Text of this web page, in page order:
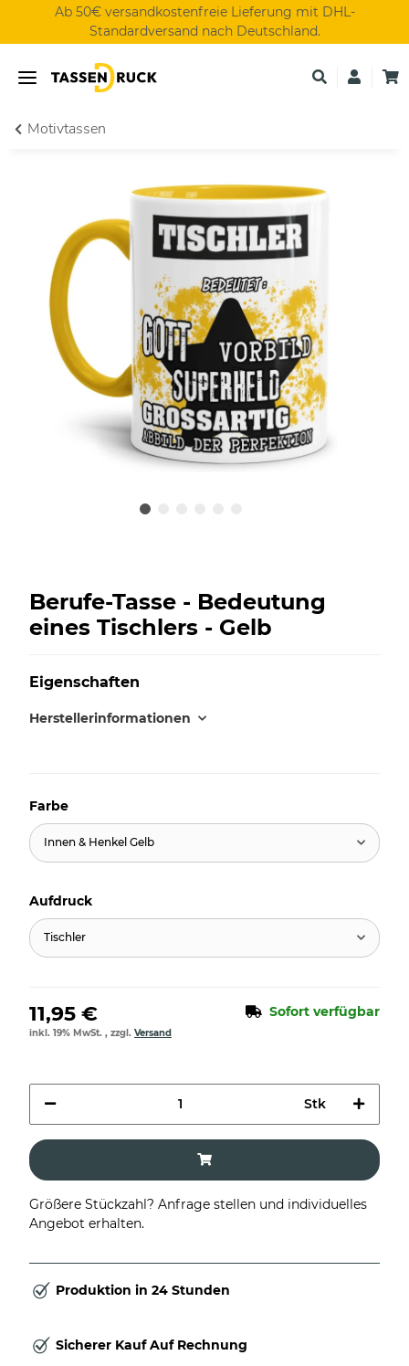
Ab 50€ versandkostenfreie Lieferung mit DHL-
Standardversand nach Deutschland.
Motivtassen
Berufe-Tasse - Bedeutung
eines Tischlers - Gelb
Eigenschaften
Herstellerinformationen
Farbe
Innen & Henkel Gelb
Aufdruck
Tischler
11,95 € Sofort verfügbar
inkl. 19% MwSt. , zzgl. Versand
Stk
Größere Stückzahl? Anfrage stellen und individuelles
Angebot erhalten.
Produktion in 24 Stunden
Sicherer Kauf Auf Rechnung